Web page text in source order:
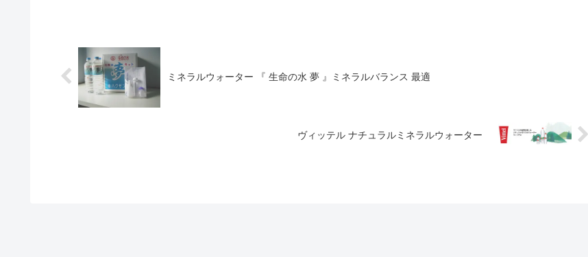
ミネラルウォーター 『 生命の水 夢 』ミネラルバランス 最適
ヴィッテル ナチュラルミネラルウォーター